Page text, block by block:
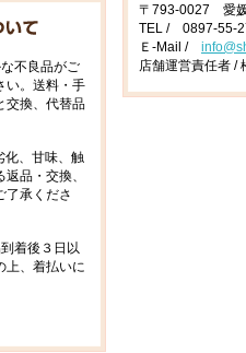
不良品がご
い。送料・手
交換、代替品
化、甘味、触
品・交換、
了承くださ
着後３日以
上、着払いに
〒793-0027 愛
TEL / 0897-55-
Ｅ-Mail /
店舗運営責任者 /